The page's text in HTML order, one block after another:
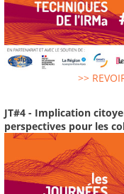
>>
JT#4 - Implication
perspectives pour les